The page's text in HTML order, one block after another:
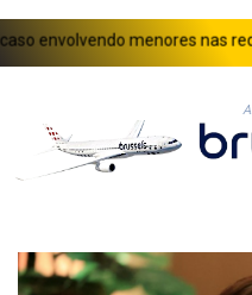
envolvendo menores nas redes